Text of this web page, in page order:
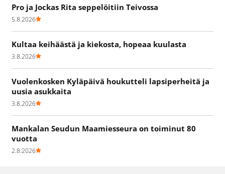
Pro ja Jockas Rita seppelöitiin Teivossa
5.8.2026
Kultaa keihäästä ja kiekosta, hopeaa kuulasta
3.8.2026
Vuolenkosken Kyläpäivä houkutteli lapsiperheitä ja
uusia asukkaita
3.8.2026
Mankalan Seudun Maamiesseura on toiminut 80
vuotta
2.8.2026